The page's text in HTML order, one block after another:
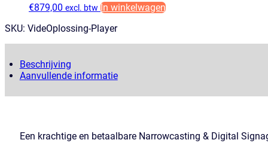
€879,00 excl. btw In winkelwagen
SKU: VideOplossing-Player
Beschrijving
Aanvullende informatie
Een krachtige en betaalbare Narrowcasting & Digital